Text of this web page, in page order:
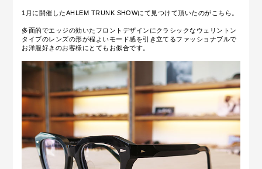
1月に開催したAHLEM TRUNK SHOWにて見つけて頂いたのがこちら。
多面的でエッジの効いたフロントデザインにクラシックなウェリントン
タイプのレンズの形が程よいモード感を引き立てるファッショナブルで
お洋服好きのお客様にとてもお似合です。